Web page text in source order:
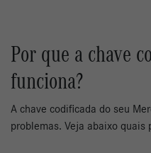
Por que a chave
funciona?
A chave codificada do seu
problemas. Veja abaixo quais